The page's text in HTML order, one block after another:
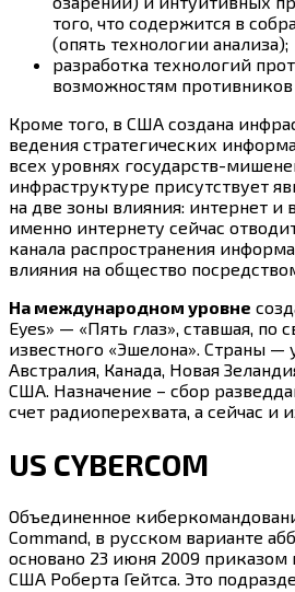
того, что содержится в
(опять технологии анализа);
разработка технологий
возможностям противников
Кроме того, в США создана
ведения стратегических
всех уровнях государств-
инфраструктуре присутствует
на две зоны влияния: интернет и
именно интернету сейчас
канала распространения
влияния на общество
На международном уровне
Eyes» — «Пять глаз», ставшая, по
известного «Эшелона». Страны —
Австралия, Канада, Новая
США. Назначение – сбор
счет радиоперехвата, а сейчас и
US CYBERCOM
Объединенное
Command, в русском варианте
основано 23 июня 2009
США Роберта Гейтса. Это